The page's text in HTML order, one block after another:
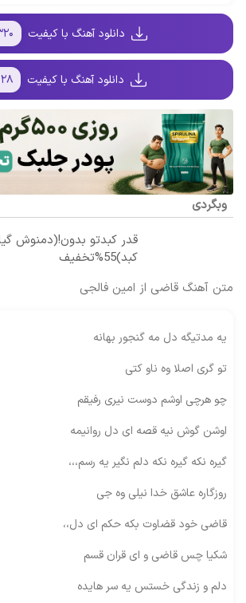
بگیر!
دانلود آهنگ با کیفیت
دانلود آهنگ با کیفیت
وبگردی
قدر کبدتو بدون!(دمنوش
کبد)55%تخفیف
متن آهنگ قاضی از امین فالجی
یه مدتیگه دل مه گنجور بهانه
تو گری اصلا وه ناو کتی
چو هرچی اوشم دوست نیری رفیقم
اوشن گوش نیه قصه ای دل روانیمه
گیره نکه گیره نکه دلم نگیر یه رسم،،،
روزگاره عاشق خدا نیلی وه جی
قاضی خود قضاوت بکه حکم ای دل،،
شکیا چس قاضی و ای قران قسم
دلم و زندگی خستس یه سر هایده